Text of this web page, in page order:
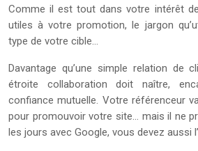
Comme il est tout dans votre intérêt
utiles à votre promotion, le jargon
type de votre cible…
Davantage qu’une simple relation de
étroite collaboration doit naître,
confiance mutuelle. Votre référenceur
pour promouvoir votre site… mais il ne
les jours avec Google, vous devez aussi